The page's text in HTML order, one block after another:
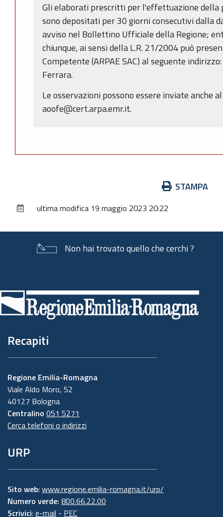
Gli elaborati prescritti per l'effettuazione della
sono depositati per 30 giorni consecutivi dalla
avviso nel Bollettino Ufficiale della Regione;
chiunque, ai sensi della L.R. 21/2004 può
Competente (ARPAE SAC) al seguente
Ferrara.
Le osservazioni possono essere inviate anche
aoofe@cert.arpa.emr.it.
documento
STAMPA
ultima modifica 19 maggio 2023 20:22
Non hai trovato quello che cerchi ?
di
pagina
Recapiti
Regione Emilia-Romagna
Viale Aldo Moro, 52
40127 Bologna
Centralino 051 5271
Cerca telefoni o indirizzi
URP
Sito web: www.regione.emilia-romagna.it/urp/
Numero verde: 800.66.22.00
Scrivici: e-mail - PEC